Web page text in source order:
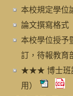
本校規定學位
論文撰寫格式
本校學位授予
訂，待報教育
★★★ 博士班
用）